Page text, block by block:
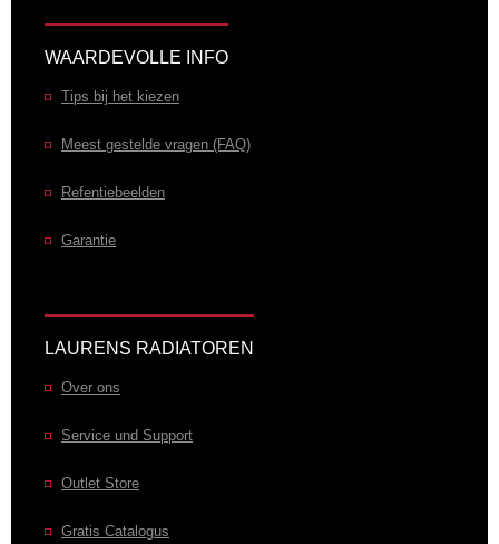
WAARDEVOLLE INFO
Tips bij het kiezen
Meest gestelde vragen (FAQ)
Refentiebeelden
Garantie
LAURENS RADIATOREN
Over ons
Service und Support
Outlet Store
Gratis Catalogus